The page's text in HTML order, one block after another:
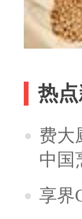
热点
费大
中国
享界